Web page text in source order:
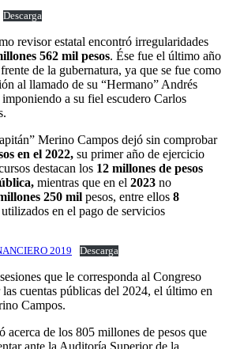
Descarga
revisor estatal encontró irregularidades
562 mil pesos. Ése fue el último año
de la gubernatura, ya que se fue como
al llamado de su “Hermano” Andrés
a su fiel escudero Carlos
Merino Campos dejó sin comprobar
en el 2022, su primer año de ejercicio
destacan los 12 millones de pesos
mientras que en el 2023 no
250 mil pesos, entre ellos 8
utilizados en el pago de servicios
2019 Descarga
que le corresponda al Congreso
cuentas públicas del 2024, el último en
Campos.
de los 805 millones de pesos que